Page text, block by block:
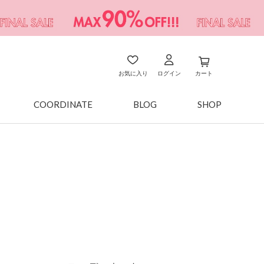
お気に入り ログイン カート
COORDINATE BLOG SHOP